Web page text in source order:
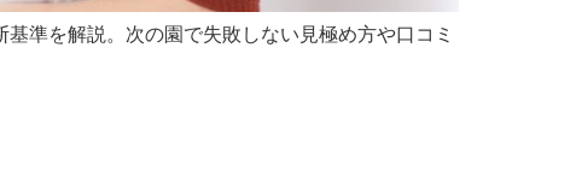
準を解説。次の園で失敗しない見極め方や口コミ